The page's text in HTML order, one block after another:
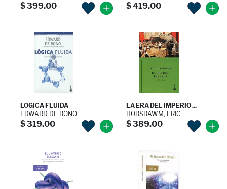
$ 399.00 $ 419.00
LOGICA FLUIDA
EDWARD DE BONO
$ 319.00
LA ERA DEL IMPERIO ...
HOBSBAWM, ERIC
$ 389.00